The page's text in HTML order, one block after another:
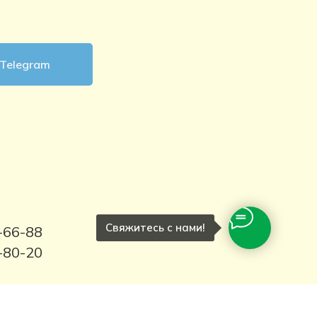
Свяжитесь с нами!
88
20